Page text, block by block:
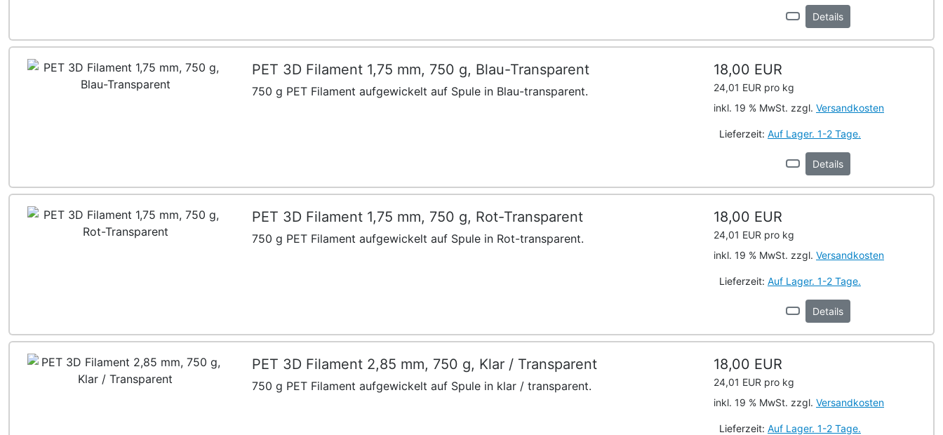
Details
PET 3D Filament 1,75 mm, 750 g, Blau-Transparent
750 g PET Filament aufgewickelt auf Spule in Blau-transparent.
18,00 EUR
24,01 EUR pro kg
inkl. 19 % MwSt. zzgl. Versandkosten
Lieferzeit: Auf Lager. 1-2 Tage.
Details
PET 3D Filament 1,75 mm, 750 g, Rot-Transparent
750 g PET Filament aufgewickelt auf Spule in Rot-transparent.
18,00 EUR
24,01 EUR pro kg
inkl. 19 % MwSt. zzgl. Versandkosten
Lieferzeit: Auf Lager. 1-2 Tage.
Details
PET 3D Filament 2,85 mm, 750 g, Klar / Transparent
750 g PET Filament aufgewickelt auf Spule in klar / transparent.
18,00 EUR
24,01 EUR pro kg
inkl. 19 % MwSt. zzgl. Versandkosten
Lieferzeit: Auf Lager. 1-2 Tage.